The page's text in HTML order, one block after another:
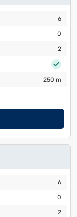
6
0
2
250 m
6
0
2